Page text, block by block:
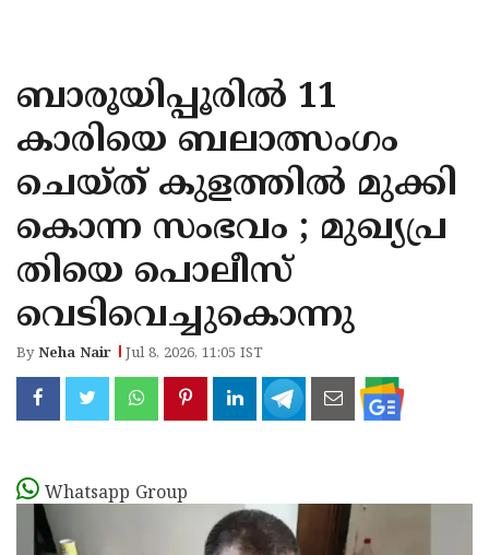
KANNUR
KASARAGOD
ബാരൂയിപ്പൂരിൽ 11
കാരിയെ ബലാത്സംഗം
ചെയ്ത് കുളത്തിൽ മുക്കി
കൊന്ന സംഭവം ; മുഖ്യപ്ര
തിയെ പൊലീസ്
വെടിവെച്ചുകൊന്നു
ByNeha Nair Jul 8, 2026, 11:05 IST
Whatsapp Group